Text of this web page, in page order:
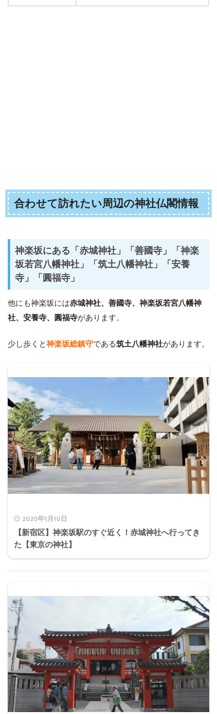
合わせて訪れたい周辺の神社仏閣情報
神楽坂にある「赤城神社」「善國寺」「神楽
坂若宮八幡神社」「筑土八幡神社」「 安養
寺」「圓福寺」
他にも神楽坂には赤城神社、善國寺、神楽坂若宮八幡神
社、安養寺、圓福寺があります。
少し歩くと神楽坂総鎮守である筑土八幡神社があります。
2020年1月10日
【新宿区】神楽坂駅のすぐ近く！赤城神社へ行ってき
た【東京の神社】